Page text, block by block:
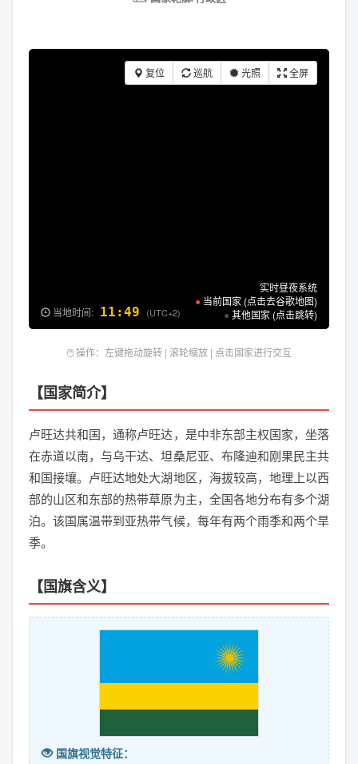
当地时间: 11:49 (UTC+2)
实时昼夜系统
● 当前国家 (点击去谷歌地图)
● 其他国家 (点击跳转)
复位 巡航 光照 全屏
🖱️ 操作：左键拖动旋转 | 滚轮缩放 | 点击国家进行交互
【国家简介】
卢旺达共和国，通称卢旺达，是中非东部主权国家，坐落
在赤道以南，与乌干达、坦桑尼亚、布隆迪和刚果民主共
和国接壤。卢旺达地处大湖地区，海拔较高，地理上以西
部的山区和东部的热带草原为主，全国各地分布有多个湖
泊。该国属温带到亚热带气候，每年有两个雨季和两个旱
季。
【国旗含义】
国旗视觉特征：